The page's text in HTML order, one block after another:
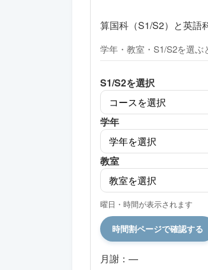
算国科（S1/S2）と英語
学年・教室・S1/S2を選ぶ
S1/S2を選択
学年
教室
曜日・時間が表示されます
時間割ページで確認する
月謝：—